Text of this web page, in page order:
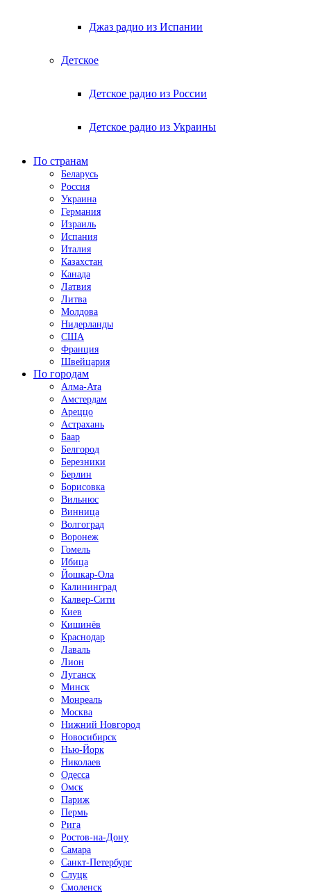
Джаз радио из Испании
Детское
Детское радио из России
Детское радио из Украины
По странам
Беларусь
Россия
Украина
Германия
Израиль
Испания
Италия
Казахстан
Канада
Латвия
Литва
Молдова
Нидерланды
США
Франция
Швейцария
По городам
Алма-Ата
Амстердам
Ареццо
Астрахань
Баар
Белгород
Березники
Берлин
Борисовка
Вильнюс
Винница
Волгоград
Воронеж
Гомель
Ибица
Йошкар-Ола
Калининград
Калвер-Сити
Киев
Кишинёв
Краснодар
Лаваль
Лион
Луганск
Минск
Монреаль
Москва
Нижний Новгород
Новосибирск
Нью-Йорк
Николаев
Одесса
Омск
Париж
Пермь
Рига
Ростов-на-Дону
Самара
Санкт-Петербург
Слуцк
Смоленск